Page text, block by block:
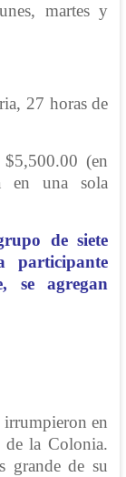
martes y
27 horas de
$5,500.00 (en
en una sola
de siete
participante
se agregan
irrumpieron en
de la Colonia.
grande de su